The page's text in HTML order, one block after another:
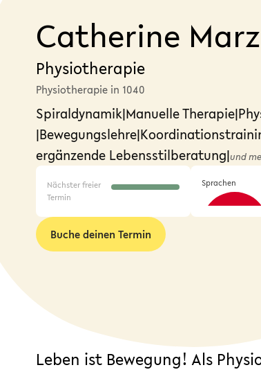
Catherine Marz
Physiotherapie
Physiotherapie in 1040
Spiraldynamik|Manuelle Therapie|
|Bewegungslehre|
ergänzende Lebensstilberatung|und
Nächster freier
Termin
Sprachen
Buche deinen Termin
Leben ist Bewegung! Als